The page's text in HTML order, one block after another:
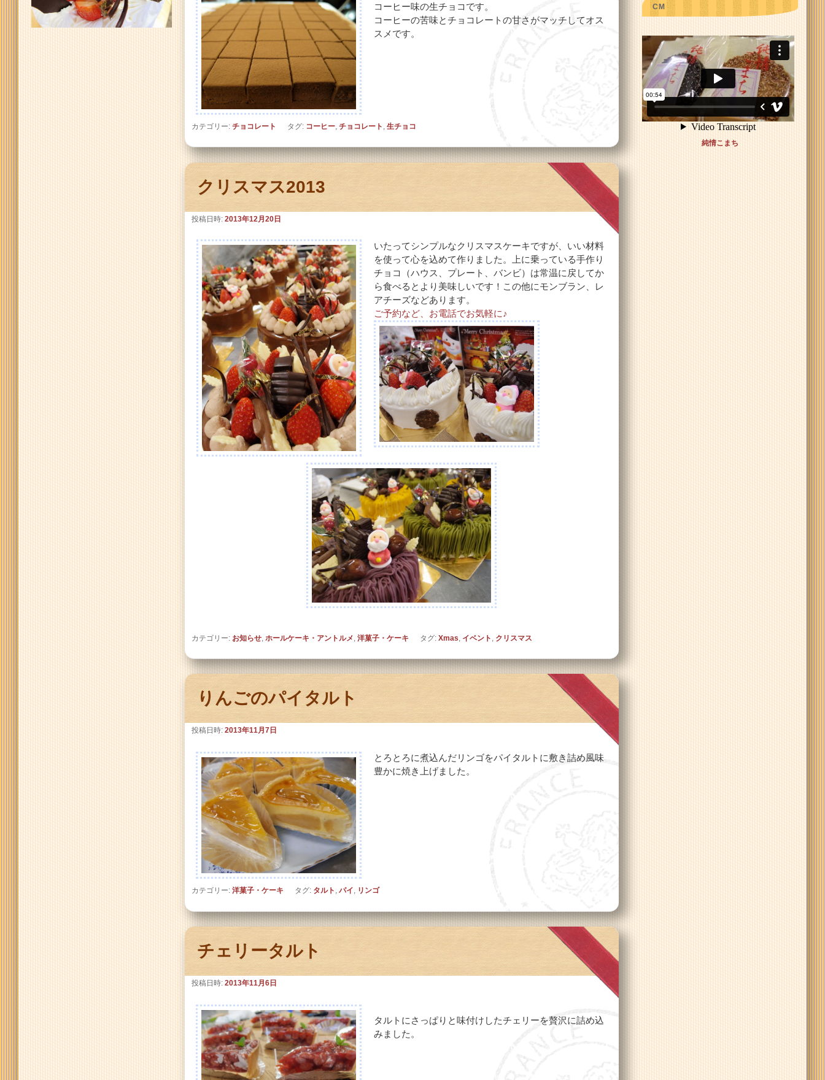
コーヒー味の生チョコです。
コーヒーの苦味とチョコレートの甘さがマッチしてオス
スメです。
カテゴリー: チョコレート タグ: コーヒー, チョコレート 生チョコ
クリスマス2013
投稿日時: 2013年12月20日
いたってシンプルなクリスマスケーキですが、いい材料
を使って心を込めて作りました。上に乗っている手作り
チョコ（ハウス、プレート、バンビ）は常温に戻してか
ら食べるとより美味しいです！この他にモンブラン、レ
アチーズなどあります。
ご予約など、お電話でお気軽に♪
カテゴリー: お知らせ, ホールケーキ・アントルメ 洋菓子・ケーキ タグ: Xmas イベント クリスマス
りんごのパイタルト
投稿日時: 2013年11月7日
とろとろに煮込んだリンゴをパイタルトに敷き詰め風味
豊かに焼き上げました。
カテゴリー: 洋菓子・ケーキ タグ: タルト , パイ, リンゴ
チェリータルト
投稿日時: 2013年11月6日
タルトにさっぱりと味付けしたチェリーを贅沢に詰め込
みました。
CM
純情こまち